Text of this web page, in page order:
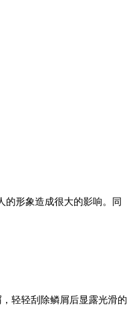
形象造成很大的影响。同
轻轻刮除鳞屑后显露光滑的